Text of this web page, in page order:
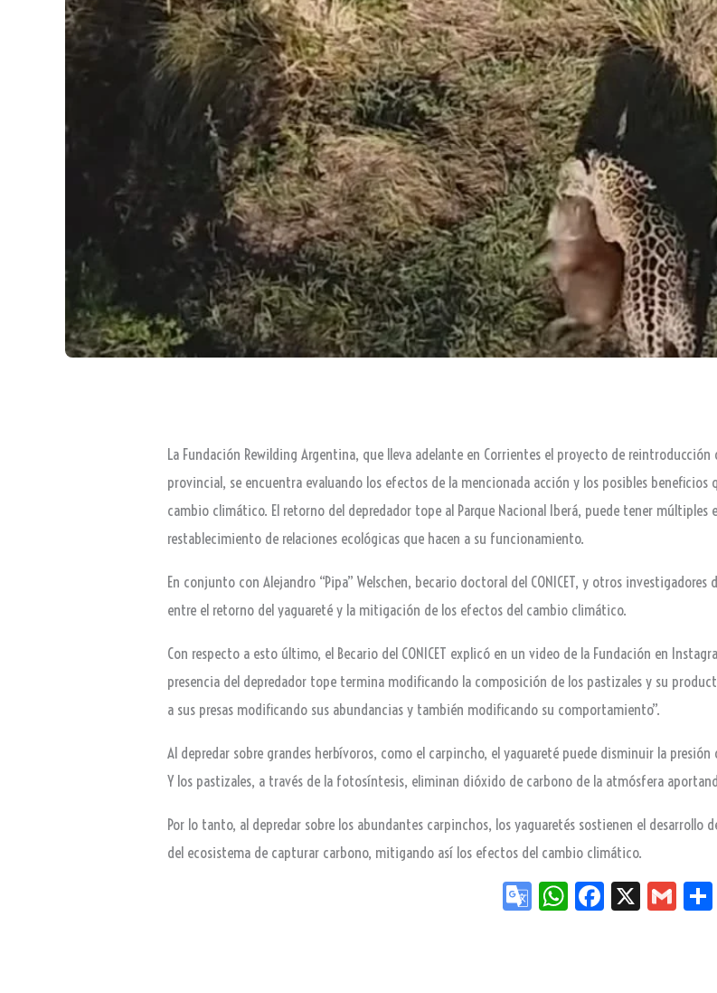
La Fundación Rewilding Argentina, que lleva adelante en Corrientes el proyecto de
provincial, se encuentra evaluando los efectos de la mencionada acción y los posibles
cambio climático. El retorno del depredador tope al Parque Nacional Iberá, puede tener
restablecimiento de relaciones ecológicas que hacen a su funcionamiento.
En conjunto con Alejandro “Pipa” Welschen, becario doctoral del CONICET, y otros
entre el retorno del yaguareté y la mitigación de los efectos del cambio climático.
Con respecto a esto último, el Becario del CONICET explicó en un video de la Fundación en
presencia del depredador tope termina modificando la composición de los pastizales y su
a sus presas modificando sus abundancias y también modificando su comportamiento”.
Al depredar sobre grandes herbívoros, como el carpincho, el yaguareté puede disminuir la
Y los pastizales, a través de la fotosíntesis, eliminan dióxido de carbono de la atmósfera
Por lo tanto, al depredar sobre los abundantes carpinchos, los yaguaretés sostienen el
del ecosistema de capturar carbono, mitigando así los efectos del cambio climático.
Go W
Fa
X
G